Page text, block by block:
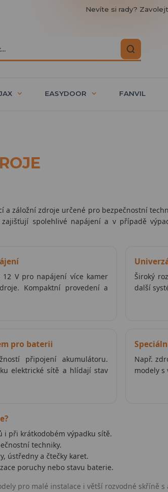
Nevíte si rady?
EASYDOOR FANVIL
a záložní zdroje určené pro bezpečnostní
spolehlivé napájení a v případě
12 V pro napájení více kamer
Kompaktní provedení a
Široký
další
pro baterii
připojení akumulátoru.
elektrické sítě a hlídají stav
Např.
modely s
i při krátkodobém výpadku sítě.
techniky.
ústředny a čtečky karet.
poruchy nebo stavu baterie.
pro malé instalace i větší rozvodné skříně